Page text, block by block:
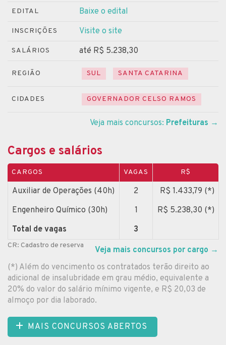
EDITAL Baixe o edital
INSCRIÇÕES Visite o site
SALÁRIOS até R$ 5.238,30
REGIÃO SUL SANTA CATARINA
CIDADES GOVERNADOR CELSO RAMOS
Veja mais concursos: Prefeituras →
Cargos e salários
CARGOS VAGAS R$
Auxiliar de Operações (40h) 2
R$ 1.433,79 (*)
Engenheiro Químico (30h)
1
R$ 5.238,30 (*)
Total de vagas
3
CR: Cadastro de reserva Veja mais concursos por cargo →
(*) Além do vencimento os contratados terão direito ao
adicional de insalubridade em grau médio, equivalente a
20% do valor do salário mínimo vigente, e R$ 20,03 de
almoço por dia laborado.
MAIS CONCURSOS ABERTOS